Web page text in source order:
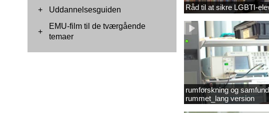
+
Uddannelsesguiden
+
EMU-film til de tværgående
temaer
Råd til at sikre LGBTI-
rumforskning og
rummet_lang version